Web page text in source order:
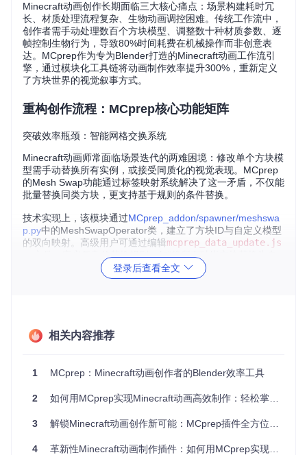
Minecraft动画创作长期面临三大核心痛点：场景构建耗时冗
长、材质处理流程复杂、生物动画调控困难。传统工作流中，
创作者需手动处理数百个方块模型、调整数十种材质参数、逐
帧控制生物行为，导致80%时间耗费在机械操作而非创意表
达。MCprep作为专为Blender打造的Minecraft动画工作流引
擎，通过模块化工具链将动画制作效率提升300%，重新定义
了方块世界的视觉叙事方式。
重构创作流程：MCprep核心功能矩阵
突破效率瓶颈：智能网格交换系统
Minecraft动画师常面临场景迭代的两难困境：修改单个方块模
型需手动替换所有实例，或接受同质化的视觉表现。MCprep
的Mesh Swap功能通过标签映射系统解决了这一矛盾，不仅能
批量替换同类方块，更支持基于规则的条件替换。
技术实现上，该模块通过MCprep_addon/spawner/meshswa
p.py中的MeshSwapOperator类，建立了方块ID与自定义模型
的双向映射。高级用户可通过编辑mcprep_data_update.js
文件，定义复杂的替换规则，如"将所有砂岩方块替换为自
定义城堡砖块，并自动调整UV映射"。
MCprep方案：设置规则后30秒完成，且支持实时预览
释放视觉潜能：材质智能处理引擎
er中常出现接缝明显、光照反应不自然等问题。MCprep的材
叠、生成PBR材质参数、建立纹理集管理系统。
核心实现位于MCprep_addon/materials/prep.py的MaterialPr
动转换为Blender兼容的节点材质。高级技巧包括：通过修改
登录后查看全文
相关内容推荐
1 MCprep：Minecraft动画创作者的Blender效率工具
2 如何用MCprep实现Minecraft动画高效制作：轻松掌握Blender工作流
3 解锁Minecraft动画创作新可能：MCprep插件全方位使用指南
4 革新性Minecraft动画制作插件：如何用MCprep实现Blender工作流效率提升300%？